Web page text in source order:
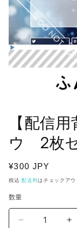
メ
ィ
(1)
開
く
【配信
ウ 2枚
通
常
格
¥300 JPY
税込配送料はチェックアウ
数量
【